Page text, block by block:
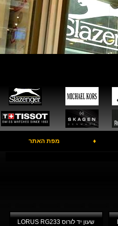
♦ מפת האתר
שעון יד לורוס LORUS RG233